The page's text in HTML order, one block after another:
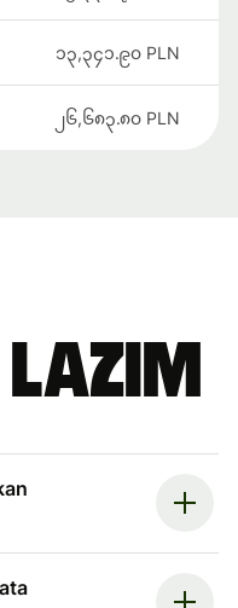
၁၃,၃၄၁.၉၀ PLN
၂၆,၆၈၃.၈၀ PLN